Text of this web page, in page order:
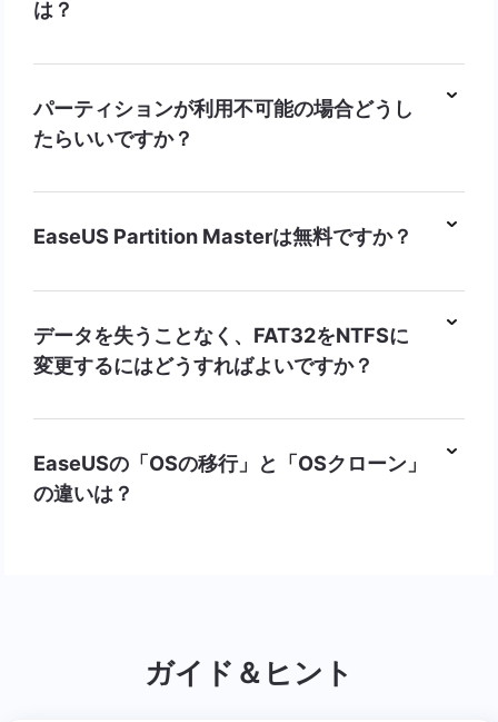
は？
パーティションが利用不可能の場合どうし
たらいいですか？
EaseUS Partition Masterは無料ですか？
データを失うことなく、FAT32をNTFSに
変更するにはどうすればよいですか？
EaseUSの「OSの移行」と「OSクローン」
の違いは？
ガイド＆ヒント